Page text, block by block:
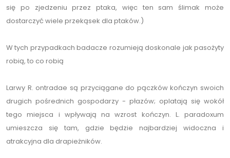
się po zjedzeniu przez ptaka, więc ten sam ślimak może
dostarczyć wiele przekąsek dla ptaków.)
W tych przypadkach badacze rozumieją doskonale jak pasożyty
robią, to co robią
Larwy R. ontradae są przyciągane do pączków kończyn swoich
drugich pośrednich gospodarzy - płazów; oplatają się wokół
tego miejsca i wpływają na wzrost kończyn. L. paradoxum
umieszcza się tam, gdzie będzie najbardziej widoczna i
atrakcyjna dla drapieżników.